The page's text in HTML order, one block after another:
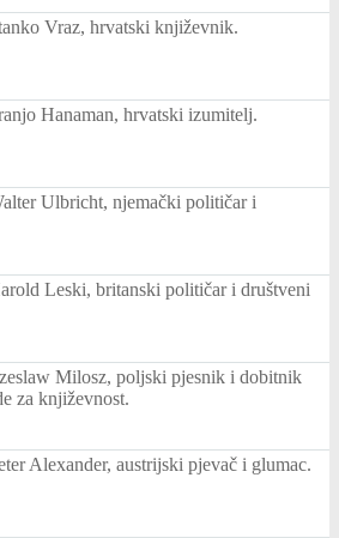
Vraz, hrvatski književnik.
Hanaman, hrvatski izumitelj.
Ulbricht, njemački političar i
Leski, britanski političar i društveni
Milosz, poljski pjesnik i dobitnik
za književnost.
Alexander, austrijski pjevač i glumac.